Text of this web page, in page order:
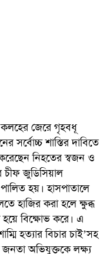
কলহের জেরে গৃহবধূ
সর্বোচ্চ শাস্তির দাবিতে
নিহতের স্বজন ও
চীফ জুডিসিয়াল
হয়। হাসপাতালে
হাজির করা হলে ক্ষুব্ধ
বিক্ষোভ করে। এ
হত্যার বিচার চাই’সহ
জনতা অভিযুক্তকে লক্ষ্য